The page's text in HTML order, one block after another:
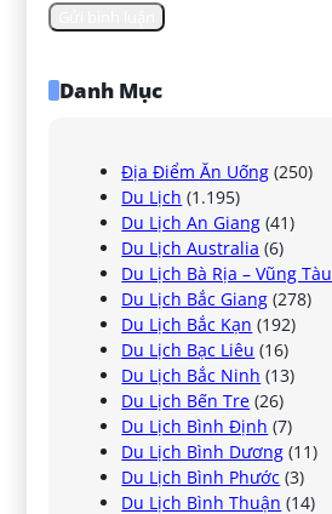
Danh Mục
Địa Điểm Ăn Uống (250)
Du Lịch (1.195)
Du Lịch An Giang (41)
Du Lịch Australia (6)
Du Lịch Bà Rịa – Vũng Tàu
Du Lịch Bắc Giang (278)
Du Lịch Bắc Kạn (192)
Du Lịch Bạc Liêu (16)
Du Lịch Bắc Ninh (13)
Du Lịch Bến Tre (26)
Du Lịch Bình Định (7)
Du Lịch Bình Dương (11)
Du Lịch Bình Phước (3)
Du Lịch Bình Thuận (14)